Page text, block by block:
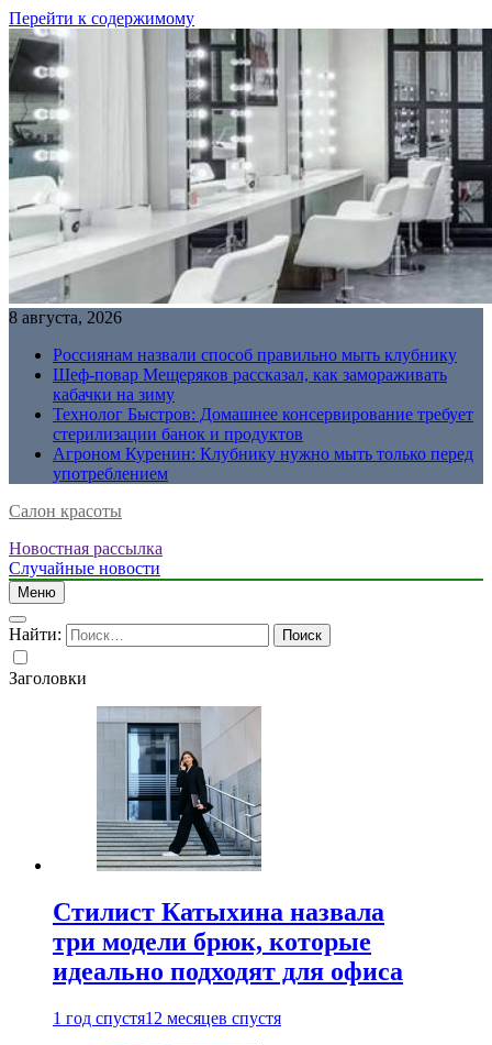
Перейти к содержимому
8 августа, 2026
Россиянам назвали способ правильно мыть клубнику
Шеф-повар Мещеряков рассказал, как замораживать
кабачки на зиму
Технолог Быстров: Домашнее консервирование требует
стерилизации банок и продуктов
Агроном Куренин: Клубнику нужно мыть только перед
употреблением
Салон красоты
Новостная рассылка
Случайные новости
Меню
Найти:
Заголовки
Стилист Катыхина назвала
три модели брюк, которые
идеально подходят для офиса
1 год спустя12 месяцев спустя